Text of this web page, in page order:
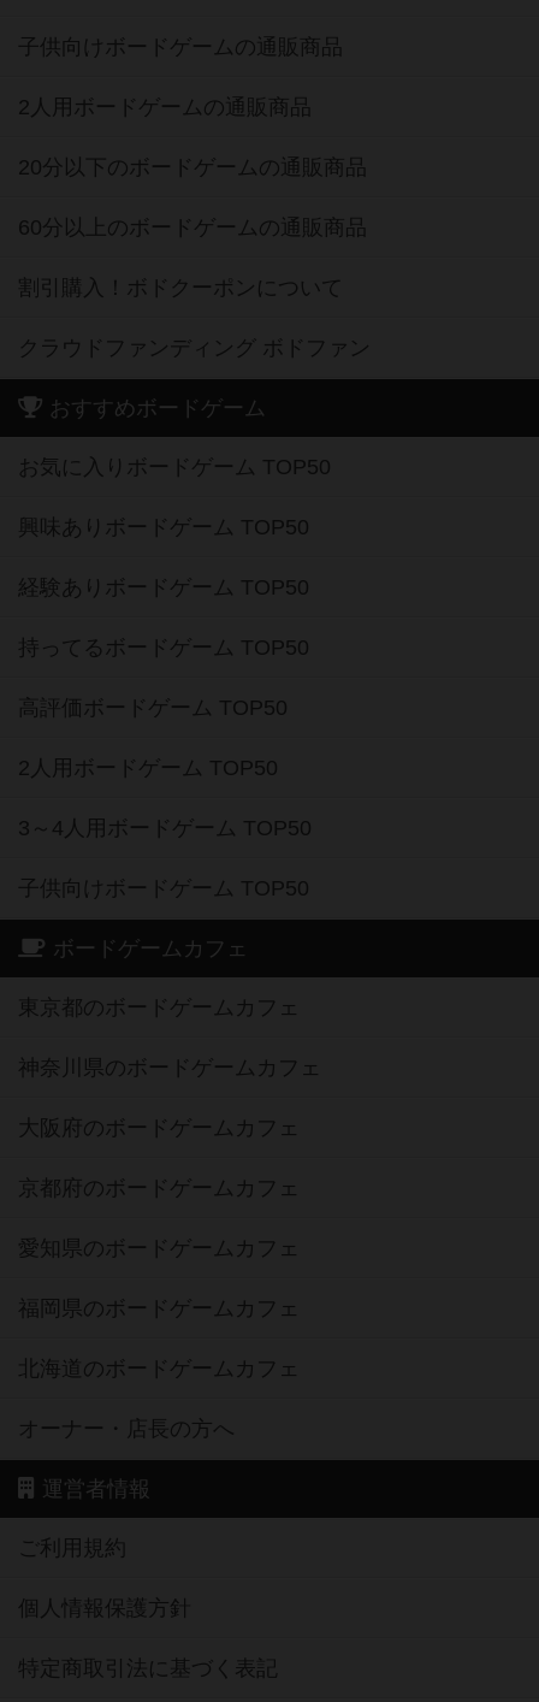
子供向けボードゲームの通販商品
2人用ボードゲームの通販商品
20分以下のボードゲームの通販商品
60分以上のボードゲームの通販商品
割引購入！ボドクーポンについて
クラウドファンディング ボドファン
おすすめボードゲーム
お気に入りボードゲーム TOP50
興味ありボードゲーム TOP50
経験ありボードゲーム TOP50
持ってるボードゲーム TOP50
高評価ボードゲーム TOP50
2人用ボードゲーム TOP50
3～4人用ボードゲーム TOP50
子供向けボードゲーム TOP50
ボードゲームカフェ
東京都のボードゲームカフェ
神奈川県のボードゲームカフェ
大阪府のボードゲームカフェ
京都府のボードゲームカフェ
愛知県のボードゲームカフェ
福岡県のボードゲームカフェ
北海道のボードゲームカフェ
オーナー・店長の方へ
運営者情報
ご利用規約
個人情報保護方針
特定商取引法に基づく表記